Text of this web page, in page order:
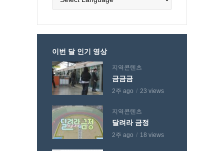
이번 달 인기 영상
지역콘텐츠
금금금
2주 ago 23 views
지역콘텐츠
달려라 금정
2주 ago 18 views